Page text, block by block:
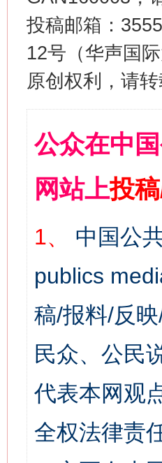
投稿邮箱：
12号（华声国
原创权利，请
公众在中
网站上投
1、
中国公
publics
稿/报料/反
民众、公民
代表本网观
全权法律责